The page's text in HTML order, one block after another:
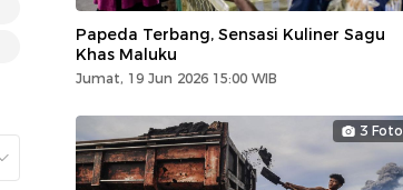
Papeda Terbang, Sensasi Kuliner Sagu
Khas Maluku
Jumat, 19 Jun 2026 15:00 WIB
3 Foto